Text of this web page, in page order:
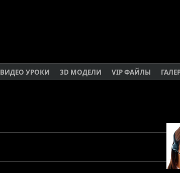
ВИДЕО УРОКИ 3D МОДЕЛИ VIP ФАЙЛЫ